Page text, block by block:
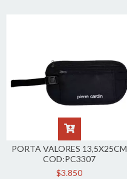
PORTA VALORES 13,5X25CM
COD:PC3307
$3.850